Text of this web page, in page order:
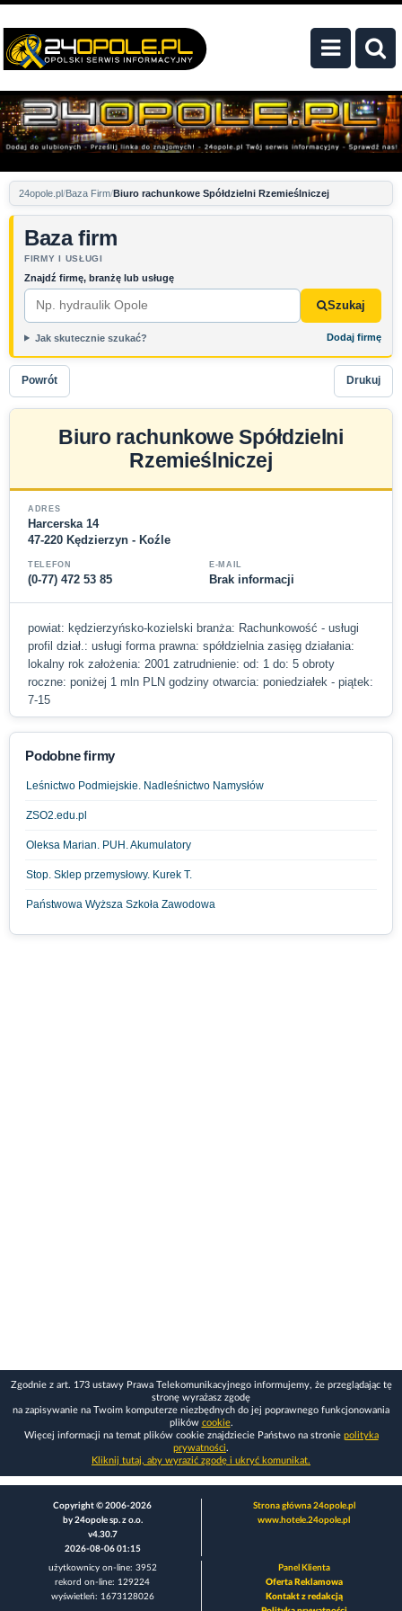
24opole.pl Baza Firm Biuro rachunkowe Spółdzielni Rzemieślniczej
Baza firm
FIRMY I USŁUGI
Znajdź firmę, branżę lub usługę
Szukaj
Jak skutecznie szukać? Dodaj firmę
Powrót Drukuj
Biuro rachunkowe Spółdzielni
Rzemieślniczej
ADRES
Harcerska 14
47-220 Kędzierzyn - Koźle
TELEFON
(0-77) 472 53 85
E-MAIL
Brak informacji
powiat: kędzierzyńsko-kozielski branża: Rachunkowość - usługi
profil dział.: usługi forma prawna: spółdzielnia zasięg działania:
lokalny rok założenia: 2001 zatrudnienie: od: 1 do: 5 obroty
roczne: poniżej 1 mln PLN godziny otwarcia: poniedziałek - piątek:
7-15
Podobne firmy
Leśnictwo Podmiejskie. Nadleśnictwo Namysłów
ZSO2.edu.pl
Oleksa Marian. PUH. Akumulatory
Stop. Sklep przemysłowy. Kurek T.
Państwowa Wyższa Szkoła Zawodowa
Zgodnie z art. 173 ustawy Prawa Telekomunikacyjnego informujemy, że przeglądając tę
stronę wyrażasz zgodę
na zapisywanie na Twoim komputerze niezbędnych do jej poprawnego funkcjonowania
plików cookie.
Więcej informacji na temat plików cookie znajdziecie Państwo na stronie polityka
prywatności.
Kliknij tutaj, aby wyrazić zgodę i ukryć komunikat.
Copyright © 2006-2026
by 24opole sp. z o.o.
v4.30.7
2026-08-06 01:15
Strona główna 24opole.pl
www.hotele.24opole.pl
użytkownicy on-line: 3952
rekord on-line: 129224
wyświetleń: 1673128026
Panel Klienta
Oferta Reklamowa
Kontakt z redakcją